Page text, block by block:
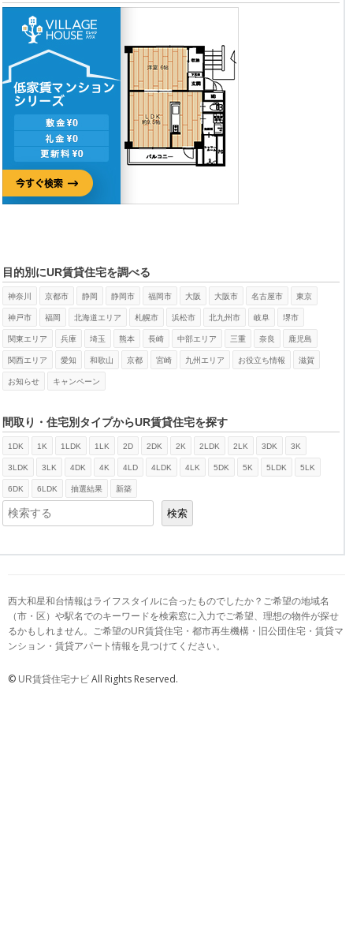
目的別にUR賃貸住宅を調べる
神奈川 京都市 静岡 静岡市 福岡市 大阪 大阪市 名古屋市 東京
神戸市 福岡 北海道エリア 札幌市 浜松市 北九州市 岐阜 堺市
関東エリア 兵庫 埼玉 熊本 長崎 中部エリア 三重 奈良 鹿児島
関西エリア 愛知 和歌山 京都 宮崎 九州エリア お役立ち情報 滋賀
お知らせ キャンペーン
間取り・住宅別タイプからUR賃貸住宅を探す
1DK 1K 1LDK 1LK 2D 2DK 2K 2LDK 2LK 3DK 3K
3LDK 3LK 4DK 4K 4LD 4LDK 4LK 5DK 5K 5LDK 5LK
6DK 6LDK 抽選結果 新築
検索
検索
西大和星和台情報はライフスタイルに合ったものでしたか？ご希望の地域名
（市・区）や駅名でのキーワードを検索窓に入力でご希望、理想の物件が探せ
るかもしれません。ご希望のUR賃貸住宅・都市再生機構・旧公団住宅・賃貸マ
ンション・賃貸アパート情報を見つけてください。
© UR賃貸住宅ナビ All Rights Reserved.